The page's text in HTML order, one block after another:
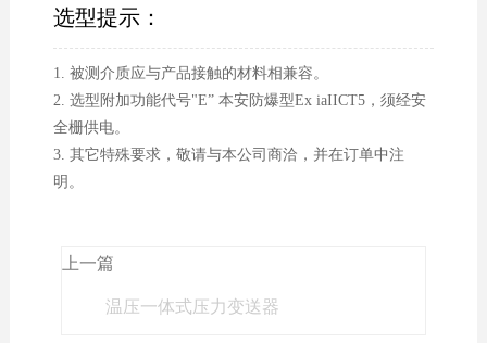
选型提示：
1. 被测介质应与产品接触的材料相兼容。
2. 选型附加功能代号"E” 本安防爆型Ex iaIICT5，须经安
全栅供电。
3. 其它特殊要求，敬请与本公司商洽，并在订单中注
明。
上一篇
温压一体式压力变送器